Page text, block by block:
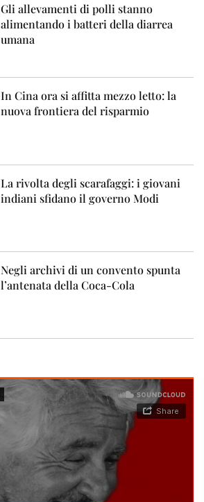
Gli allevamenti di polli stanno
alimentando i batteri della diarrea
umana
In Cina ora si affitta mezzo letto: la
nuova frontiera del risparmio
La rivolta degli scarafaggi: i giovani
indiani sfidano il governo Modi
Negli archivi di un convento spunta
l’antenata della Coca-Cola